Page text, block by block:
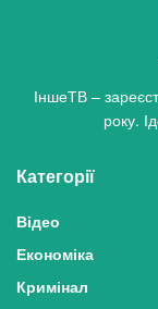
ІншеТВ –
року.
Категорії
Відео
Економіка
Кримінал